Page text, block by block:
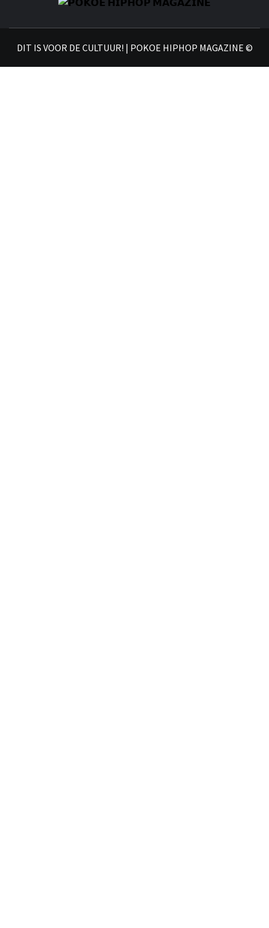
DIT IS VOOR DE CULTUUR! | POKOE HIPHOP MAGAZINE ©